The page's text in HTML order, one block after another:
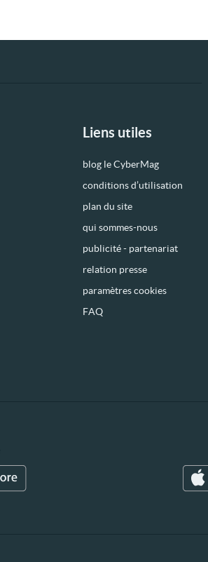
Liens utiles
blog le CyberMag
conditions d’utilisation
plan du site
qui sommes-nous
publicité - partenariat
relation presse
paramètres cookies
FAQ